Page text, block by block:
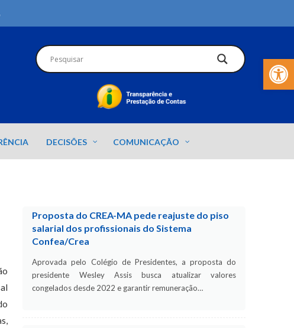
Barra de
DECISÕES COMUNICAÇÃO
Proposta do CREA-MA pede reajuste do piso
salarial dos profissionais do Sistema
Confea/Crea
Aprovada pelo Colégio de Presidentes, a proposta do
presidente Wesley Assis busca atualizar valores
congelados desde 2022 e garantir remuneração…